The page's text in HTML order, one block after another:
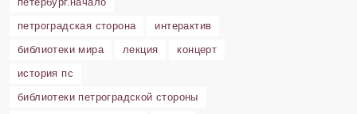
петроградская сторона
интерактив
библиотеки мира
лекция
концерт
история пс
библиотеки петроградской стороны